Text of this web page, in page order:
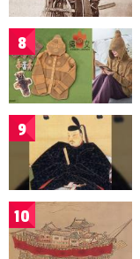
8
9
10